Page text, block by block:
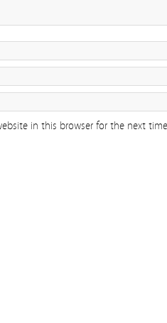
in this browser for the next